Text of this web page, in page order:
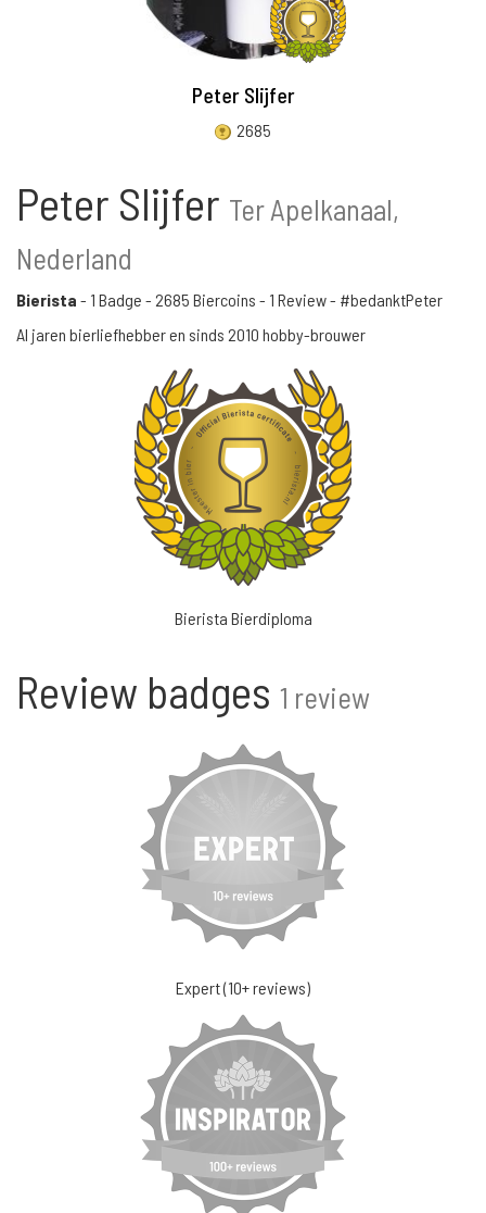
Peter Slijfer
2685
Peter Slijfer Ter Apelkanaal,
Nederland
Bierista - 1 Badge - 2685 Biercoins - 1 Review- #bedanktPeter
Al jaren bierliefhebber en sinds 2010 hobby-brouwer
Bierista Bierdiploma
Review badges 1 review
Expert (10+ reviews)